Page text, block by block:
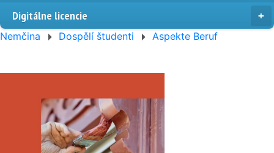
Digitálne licencie
Nemčina Dospělí študenti Aspekte Beruf